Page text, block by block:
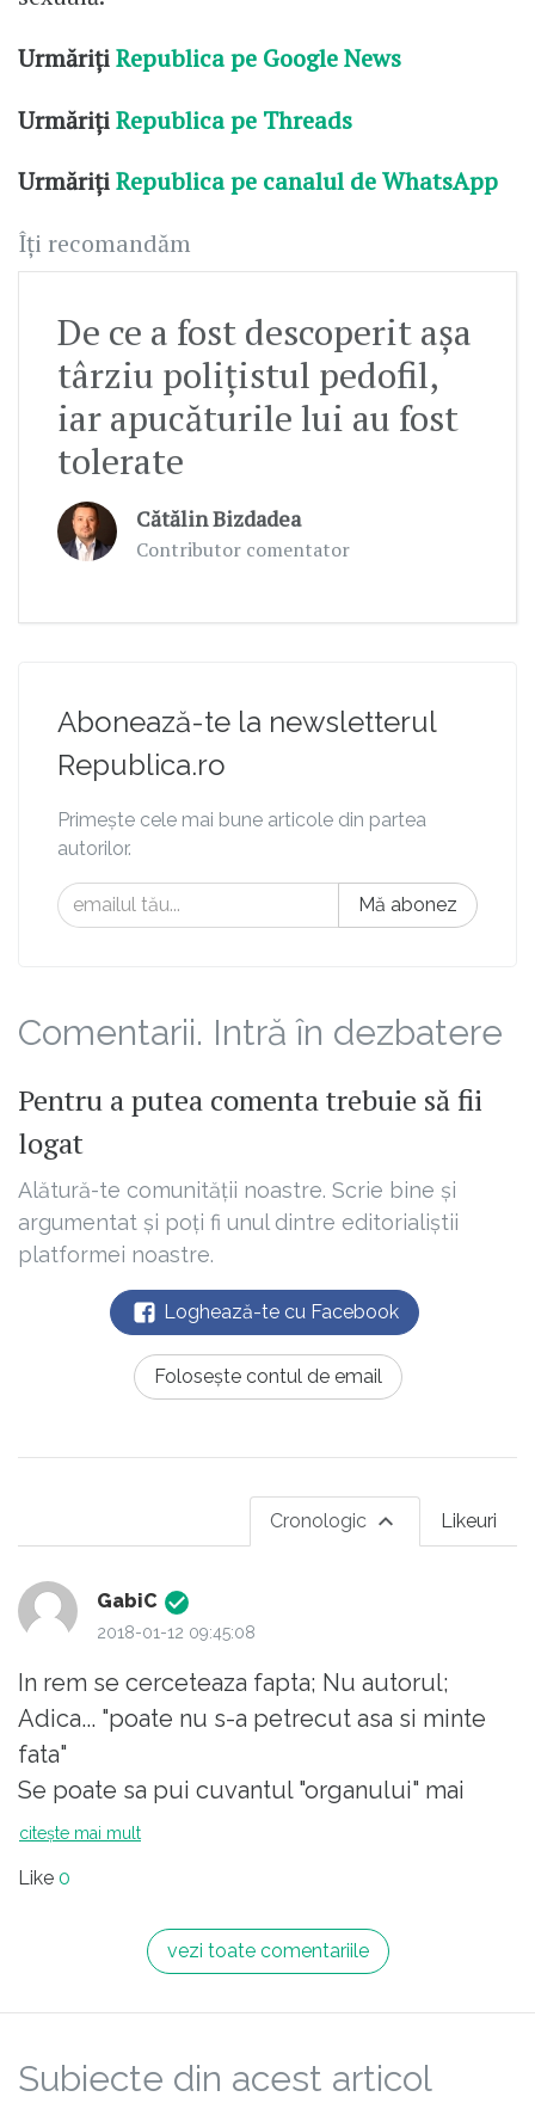
UrmărițiRepublica pe Google News
UrmărițiRepublica pe Threads
UrmărițiRepublica pe canalul de WhatsApp
Îți recomandăm
De ce a fost descoperit așa
târziu polițistul pedofil,
iar apucăturile lui au fost
tolerate
Cătălin Bizdadea
Contributor comentator
Abonează-te la newsletterul
Republica.ro
Primește cele mai bune articole din partea
autorilor.
Mă abonez
Comentarii. Intră în dezbatere
Pentru a putea comenta trebuie să fii
logat
Alătură-te comunității noastre. Scrie bine și
argumentat și poți fi unul dintre editorialiștii
platformei noastre.
Loghează-te cu Facebook
Folosește contul de email
Likeuri
Cronologic
GabiC
2018-01-12 09:45:08
In rem se cerceteaza fapta; Nu autorul;
Adica... "poate nu s-a petrecut asa si minte
fata"
Se poate sa pui cuvantul "organului" mai
prejos de cuvantul unei "mucoase" de 16
ca prea venea pe acasa sa puna rufele la
uscat!; Ce nu stim noi?!
Uite- va poate povesti si doamnadan;
citește mai mult
Like 0
vezi toate comentariile
Subiecte din acest articol